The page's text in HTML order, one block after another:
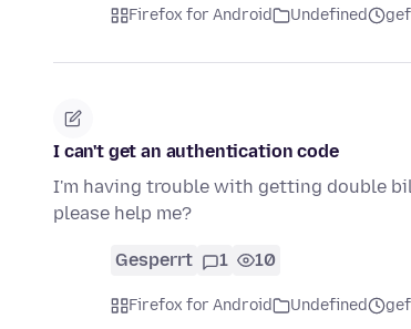
Firefox for Android Undefined
I can't get an authentication code
I'm having trouble with getting double
please help me?
Gesperrt 1 10
Firefox for Android Undefined